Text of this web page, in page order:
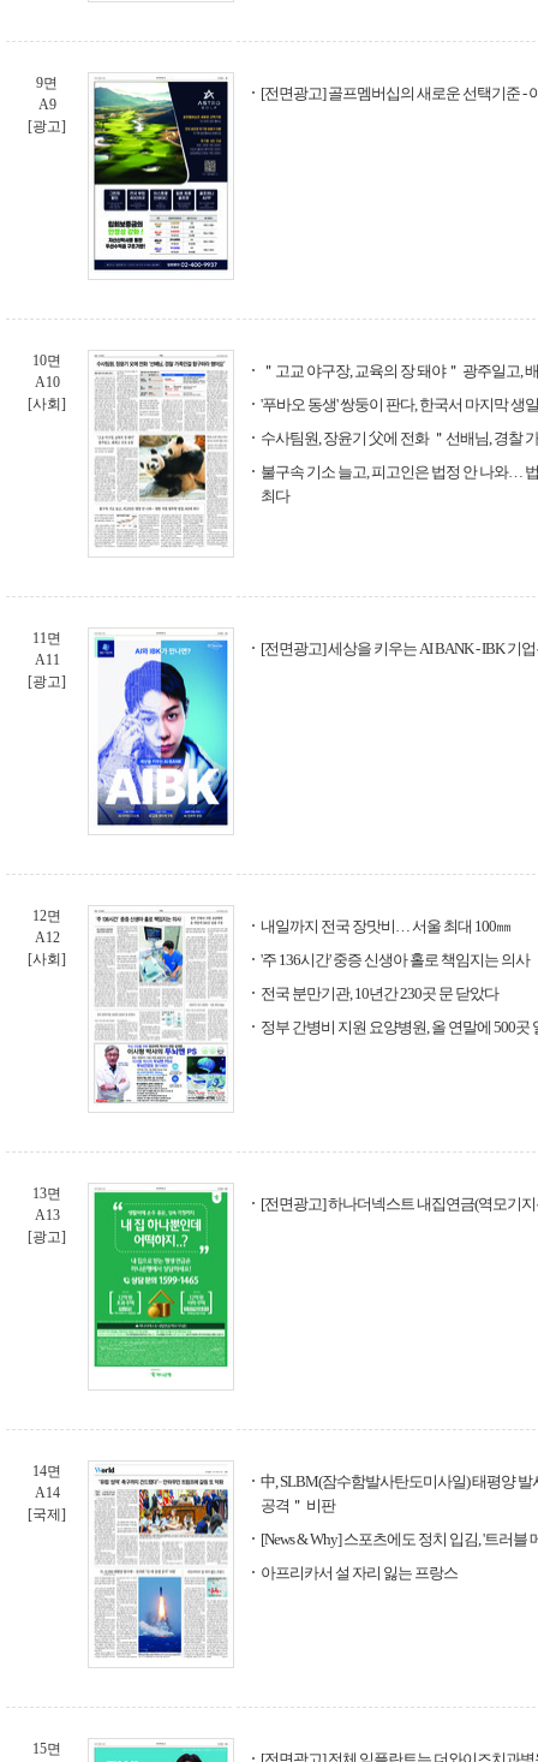
9면
A9
[광고]
[전면광고] 골프멤버십의 새로운 선택기준 -
10면
A10
[사회]
＂고교 야구장, 교육의 장 돼야＂ 광주일고,
'푸바오 동생' 쌍둥이 판다, 한국서 마지막 생
수사팀원, 장윤기 父에 전화 ＂선배님, 경찰
불구속 기소 늘고, 피고인은 법정 안 나와…
최다
11면
A11
[광고]
[전면광고] 세상을 키우는 AI BANK - IBK 기
12면
A12
[사회]
내일까지 전국 장맛비… 서울 최대 100㎜
'주 136시간' 중증 신생아 홀로 책임지는 의사
전국 분만기관, 10년간 230곳 문 닫았다
정부 간병비 지원 요양병원, 올 연말에 500곳
13면
A13
[광고]
[전면광고] 하나더넥스트 내집연금(역모기지
14면
A14
[국제]
中, SLBM(잠수함발사탄도미사일) 태평양
공격＂ 비판
[News & Why] 스포츠에도 정치 입김, '트러블
아프리카서 설 자리 잃는 프랑스
15면